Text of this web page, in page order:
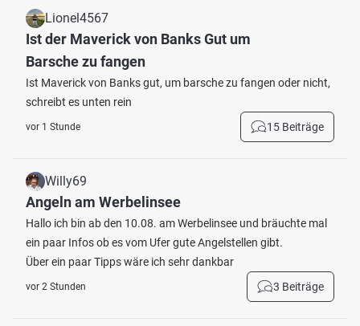
Lionel4567
Ist der Maverick von Banks Gut um
Barsche zu fangen
Ist Maverick von Banks gut, um barsche zu fangen oder nicht,
schreibt es unten rein
vor 1 Stunde 15 Beiträge
Willy69
Angeln am Werbelinsee
Hallo ich bin ab den 10.08. am Werbelinsee und bräuchte mal
ein paar Infos ob es vom Ufer gute Angelstellen gibt.
Über ein paar Tipps wäre ich sehr dankbar
vor 2 Stunden 3 Beiträge